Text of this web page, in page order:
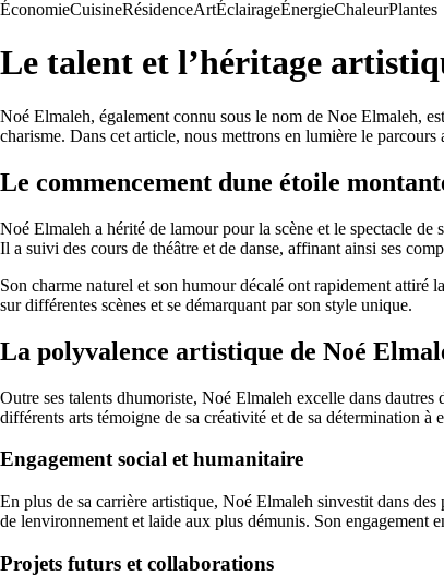
ÉconomieCuisineRésidenceArtÉclairageÉnergieChaleurPlantes
Le talent et l’héritage
Noé Elmaleh, également connu sous le nom de Noe Elmaleh,
charisme. Dans cet article, nous mettrons en lumière le
Le commencement dune étoile
Noé Elmaleh a hérité de lamour pour la scène et le spectacle
Il a suivi des cours de théâtre et de danse, affinant ainsi ses
Son charme naturel et son humour décalé ont rapidement
sur différentes scènes et se démarquant par son style unique.
La polyvalence artistique de Noé
Outre ses talents dhumoriste, Noé Elmaleh excelle dans
différents arts témoigne de sa créativité et de sa détermination à
Engagement social et humanitaire
En plus de sa carrière artistique, Noé Elmaleh sinvestit dans
de lenvironnement et laide aux plus démunis. Son engagement
Projets futurs et collaborations